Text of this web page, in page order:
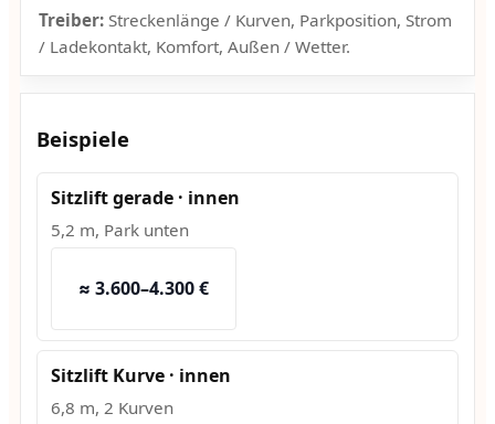
Treiber:Streckenlänge / Kurven, Parkposition, Strom
/ Ladekontakt, Komfort, Außen / Wetter.
Beispiele
Sitzlift gerade · innen
5,2 m, Park unten
≈ 3.600–4.300 €
Sitzlift Kurve · innen
6,8 m, 2 Kurven